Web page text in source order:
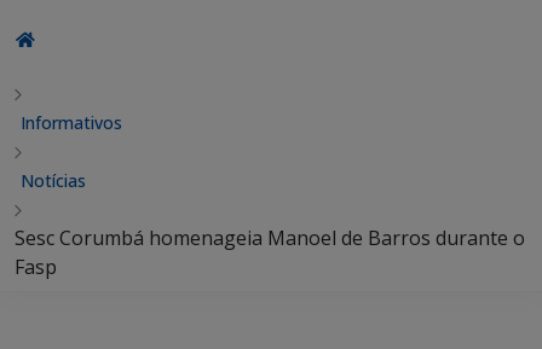
Informativos
Notícias
Sesc Corumbá homenageia Manoel de Barros durante o
Fasp